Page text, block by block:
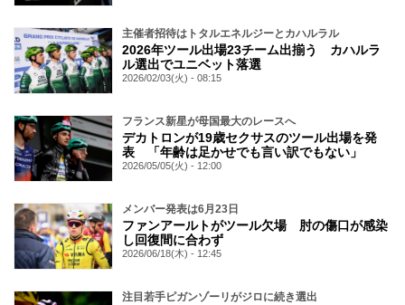
主催者招待はトタルエネルジーとカハルラル
2026年ツール出場23チーム出揃う カハルラ
ル選出でユニベット落選
2026/02/03(火) - 08:15
フランス新星が母国最大のレースへ
デカトロンが19歳セクサスのツール出場を発
表 「年齢は足かせでも言い訳でもない」
2026/05/05(火) - 12:00
メンバー発表は6月23日
ファンアールトがツール欠場 肘の傷口が感染
し回復間に合わず
2026/06/18(木) - 12:45
注目若手ピガンゾーリがジロに続き選出